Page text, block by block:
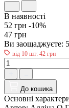
В наявності
52 грн -10%
47 грн
Ви заощаджуєте:
від 10 шт: 42 грн
До кошика
Основні